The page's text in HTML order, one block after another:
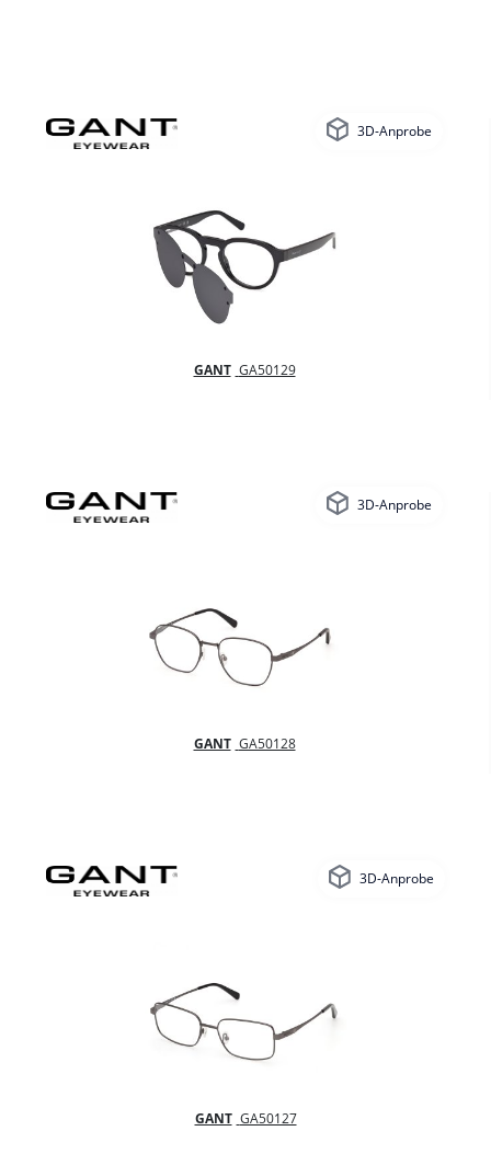
GANT GA50129
3D-Anprobe
GANT GA50128
3D-Anprobe
GANT GA50127
3D-Anprobe